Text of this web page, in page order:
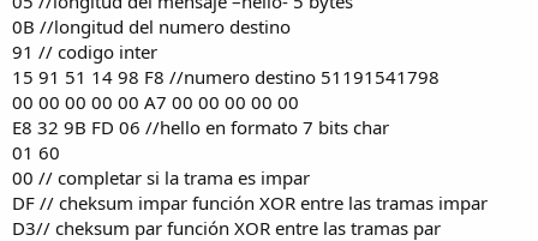
0B //longitud del numero destino
91 // codigo inter
15 91 51 14 98 F8 //numero destino 51191541798
00 00 00 00 00 A7 00 00 00 00 00
E8 32 9B FD 06 //hello en formato 7 bits char
01 60
00 // completar si la trama es impar
DF // cheksum impar función XOR entre las tramas impar
D3// cheksum par función XOR entre las tramas par